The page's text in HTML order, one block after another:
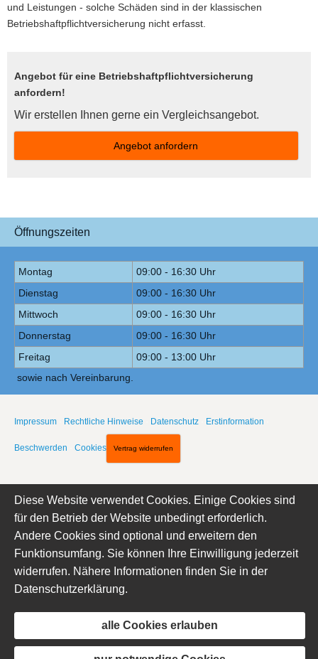
und Leistungen - solche Schäden sind in der klassischen
Betriebshaftpflichtversicherung nicht erfasst.
Angebot für eine Betriebshaftpflichtversicherung
anfordern!
Wir erstellen Ihnen gerne ein Vergleichsangebot.
An­ge­bot an­for­dern
Öffnungszeiten
Montag
09:00 - 16:30 Uhr
Dienstag
09:00 - 16:30 Uhr
Mittwoch
09:00 - 16:30 Uhr
Donnerstag
09:00 - 16:30 Uhr
Freitag
09:00 - 13:00 Uhr
sowie nach Vereinbarung.
Impressum Rechtliche Hinweise Datenschutz Erstinformation
Beschwerden Cookies Vertrag widerrufen
Diese Website verwendet Cookies. Einige Cookies sind
für den Betrieb der Website unbedingt erforderlich.
Andere Cookies sind optional und erweitern den
Funktionsumfang. Sie können Ihre Einwilligung jederzeit
widerrufen. Nähere Informationen finden Sie in der
Datenschutzerklärung.
alle Cookies erlauben